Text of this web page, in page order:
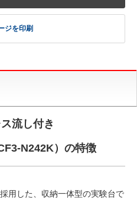
ジを印刷
流し付き
N242K）の特徴
用した、収納一体型の実験台で